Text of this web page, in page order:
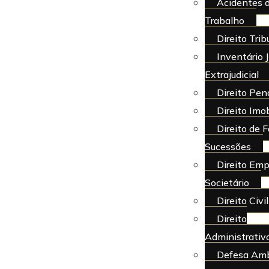
Acidentes
Trabalho
Direito
Inventário
Extrajudicial
Direito
Direito
Direito de
Sucessões
Direito
Societário
Direito Civil
Direito
Defesa